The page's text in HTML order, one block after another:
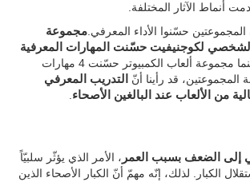
أنماط الآثار المختلفة.
المجموعتين حسّنوا الأداء المعرفي.مجموعة
لكوجنيفيت حسّنت المهارات المعرفية
، بينما مجموعة ألعاب الكمبيوتر حسّنت 4 مهارات
المجموعتين، قد رأينا أنّ
التدريب المعرفي
من الألعاب عند البالغين الأصحاء
إلى الضعف بسبب العمر ، الأمر الذي يؤثّر سلبيّاً
الكبار. لذلك، إنّه مهمّ أنّ الكبار الأصحاء الذين